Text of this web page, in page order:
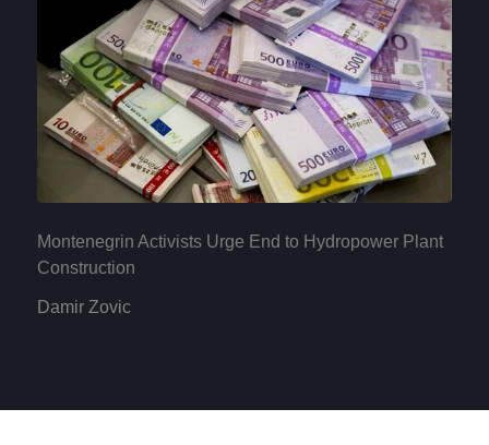
Montenegrin Activists Urge End to Hydropower Plant
Construction
Damir Zovic